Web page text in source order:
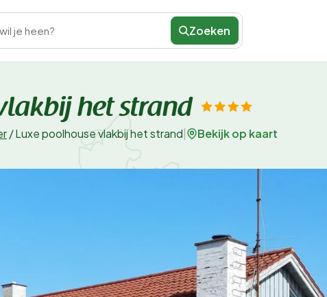
je heen? Zoeken
het strand
/Luxe poolhouse vlakbij het strand Bekijk op kaart